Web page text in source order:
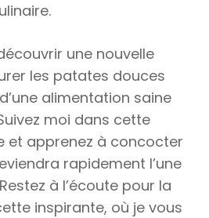
une nouvelle
les patates douces
alimentation saine
moi dans cette
et apprenez à concocter
rapidement l’une
à l’écoute pour la
inspirante, où je vous